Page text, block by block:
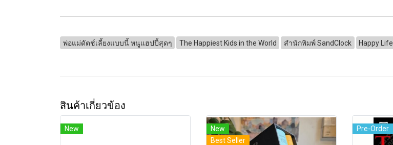
พ่อแม่ดัตช์เลี้ยงแบบนี้ หนูแฮปปี้สุดๆ The Happiest Kids in the World สำนักพิมพ์ SandClock Happy Life
สินค้าเกี่ยวข้อง
New
New
Best Seller
Pre-Order